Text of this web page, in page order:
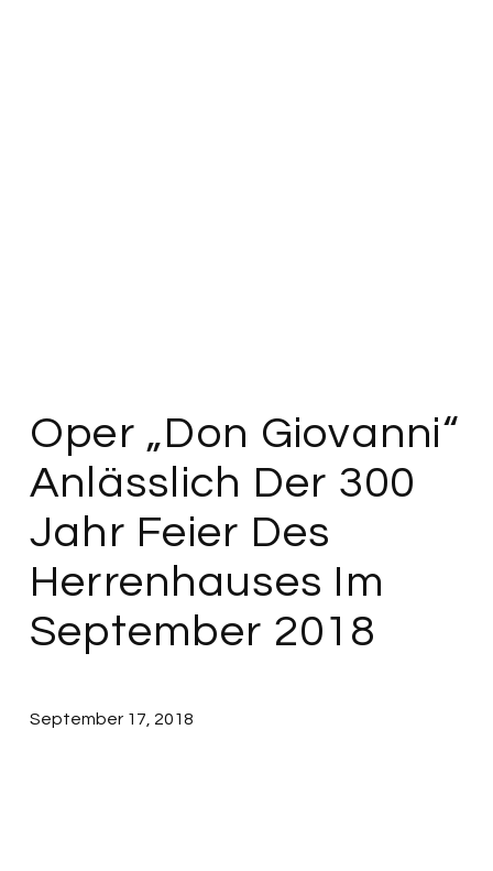
Oper „Don Giovanni“
Anlässlich Der 300
Jahr Feier Des
Herrenhauses Im
September 2018
September 17, 2018